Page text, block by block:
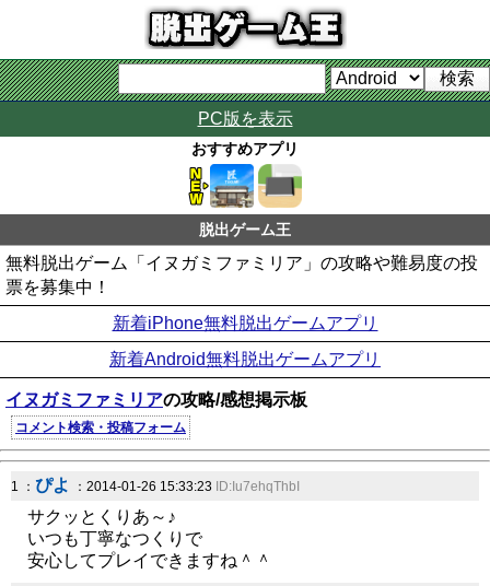
PC版を表示
おすすめアプリ
脱出ゲーム王
無料脱出ゲーム「イヌガミファミリア」の攻略や難易度の投
票を募集中！
新着iPhone無料脱出ゲームアプリ
新着Android無料脱出ゲームアプリ
イヌガミファミリアの攻略/感想掲示板
コメント検索・投稿フォーム
1 ： ぴよ ：2014-01-26 15:33:23 ID:Iu7ehqThbI
サクッとくりあ～♪
いつも丁寧なつくりで
安心してプレイできますね＾＾